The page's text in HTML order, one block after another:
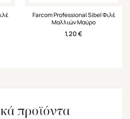
Farcom Professional Sibel Φιλέ
Μαλλιών Μαύρο
1,20€
προϊόντα